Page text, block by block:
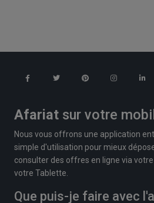
Afariat sur votre
Nous vous offrons une application
simple d'utilisation pour mieux
consulter des offres en ligne via
votre Tablette.
Que puis-je faire avec